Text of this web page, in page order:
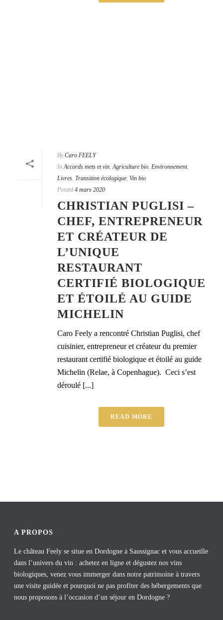
By Caro FEELY
In Accords mets et vin,Agriculture bio, Environnement,
Livres, Transition écologique, Vin bio
Posted 4 mars 2020
CHRISTIAN PUGLISI –
CHEF, ENTREPRENEUR
ET CRÉATEUR DE
L’UNIQUE
RESTAURANT
CERTIFIÉ BIOLOGIQUE
ET ÉTOILÉ AU GUIDE
MICHELIN
Caro Feely a rencontré Christian Puglisi, chef
cuisinier, entrepreneur et créateur du premier
restaurant certifié biologique et étoilé au guide
Michelin (Relae, à Copenhague). Ceci s’est
déroulé [...]
READ MORE
A PROPOS
Le château Feely se situe en Dordogne à Saussignac et vous accueille
dans l’univers du vin : achetez en ligne et dégustez nos vins
biologiques, venez vous immerger dans notre patrimoine à travers
une visite guidée et pourquoi ne pas profiter des hébergements que
nous proposons à l’occasion d’un séjour en Dordogne ?